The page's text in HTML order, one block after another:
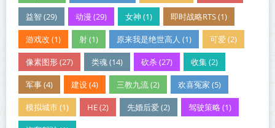
益智 (29) 动漫 (29) 女神 (1) 即时战略RTS (1)
游戏改 (1) 射 (1) 原来我是绝世高人 (1) 可爱 (2)
像素图形 (27) 类魂 (14) 砍杀 (27) 收集 (2)
军事 (4) 建设 (4) 三教九流 (2) 欢喜冤家 (5)
模拟城市 (1) HE (2) 先婚后爱 (2) 驾驶策略 (1)